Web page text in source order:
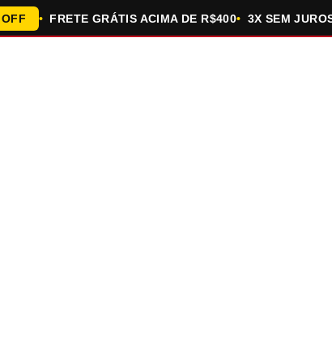
FRETE GRÁTIS ACIMA DE R$400 3X SEM JUROS